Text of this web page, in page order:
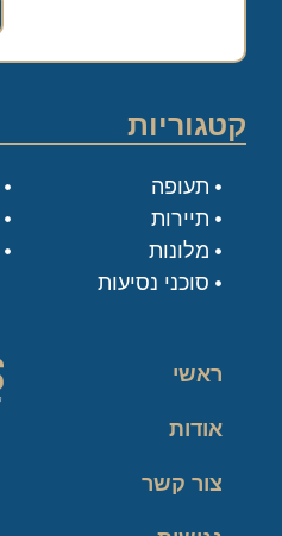
קטגוריות
תעופה
תיירות
מלונות
סוכני נסיעות
ראשי
אודות
צור קשר